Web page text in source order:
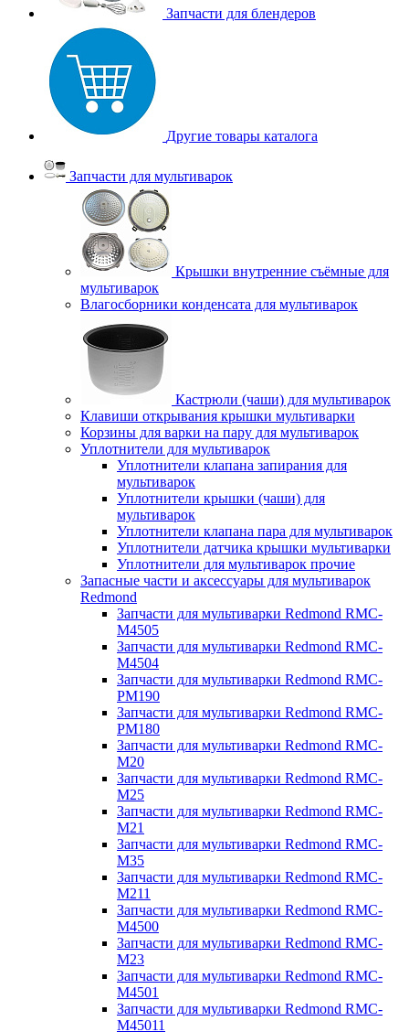
Запчасти для блендеров
Другие товары каталога
Запчасти для мультиварок
Крышки внутренние съёмные для
мультиварок
Влагосборники конденсата для мультиварок
Кастрюли (чаши) для мультиварок
Клавиши открывания крышки мультиварки
Корзины для варки на пару для мультиварок
Уплотнители для мультиварок
Уплотнители клапана запирания для
мультиварок
Уплотнители крышки (чаши) для
мультиварок
Уплотнители клапана пара для мультиварок
Уплотнители датчика крышки мультиварки
Уплотнители для мультиварок прочие
Запасные части и аксессуары для мультиварок
Redmond
Запчасти для мультиварки Redmond RMC-
M4505
Запчасти для мультиварки Redmond RMC-
M4504
Запчасти для мультиварки Redmond RMC-
PM190
Запчасти для мультиварки Redmond RMC-
PM180
Запчасти для мультиварки Redmond RMC-
M20
Запчасти для мультиварки Redmond RMC-
M25
Запчасти для мультиварки Redmond RMC-
M21
Запчасти для мультиварки Redmond RMC-
M35
Запчасти для мультиварки Redmond RMC-
M211
Запчасти для мультиварки Redmond RMC-
M4500
Запчасти для мультиварки Redmond RMC-
M23
Запчасти для мультиварки Redmond RMC-
M4501
Запчасти для мультиварки Redmond RMC-
M45011